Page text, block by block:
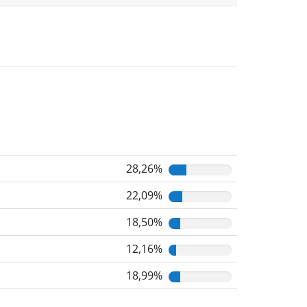
28,26%
22,09%
18,50%
12,16%
18,99%